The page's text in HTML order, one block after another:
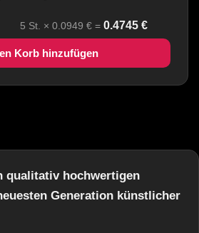
5 St. × 0.0949 € = 0.4745 €
Korb hinzufügen
qualitativ hochwertigen
Generation künstlicher